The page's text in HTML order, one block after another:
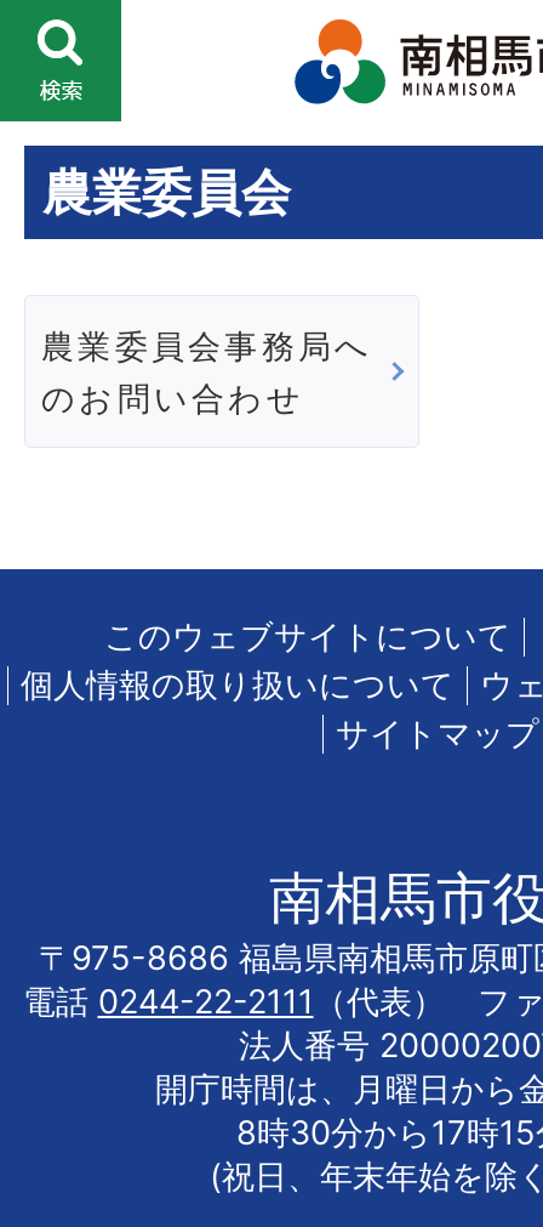
農業委員会
農業委員会事務局へ
のお問い合わせ
このウェブサイトについて
個人情報の取り扱いについて
ウ
サイトマップ
南相馬市
〒975-8686 福島県南相馬市原町
電話 0244-22-2111
（代表） フ
法人番号
開庁時間は、月曜日から
8時30分から17時
(祝日、年末年始を除